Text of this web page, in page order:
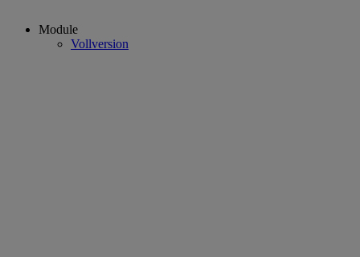
Module
Vollversion